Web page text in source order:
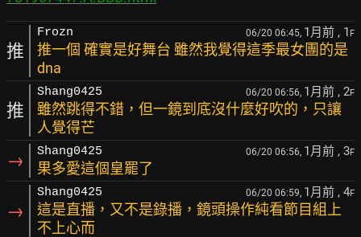
推
Frozn 06/20 06:45, 1月前 , 1 F
推一個 確實是好舞台 雖然我覺得這季最女團的是
dna
推
Shang0425 06/20 06:56, 1月前 , 2F
雖然跳得不錯，但一鏡到底沒什麼好吹的，只讓
人覺得芒
→ Shang0425 06/20 06:56, 1月前 , 3F
果多愛這個皇罷了
→
Shang0425 06/20 06:59, 1月前 , 4F
這是直播，又不是錄播，鏡頭操作純看節目組上
不上心而